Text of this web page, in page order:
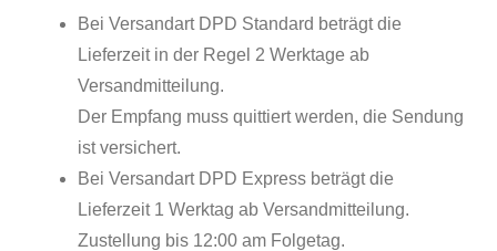
Bei Versandart DPD Standard beträgt die
Lieferzeit in der Regel 2 Werktage ab
Versandmitteilung.
Der Empfang muss quittiert werden, die Sendung
ist versichert.
Bei Versandart DPD Express beträgt die
Lieferzeit 1 Werktag ab Versandmitteilung.
Zustellung bis 12:00 am Folgetag.